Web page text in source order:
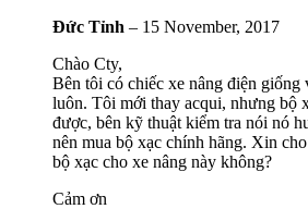
Đức Tỉnh – 15 November, 2017
Chào Cty,
Bên tôi có chiếc xe nâng điện
luôn. Tôi mới thay acqui, nhưng bộ
được, bên kỹ thuật kiểm tra nói nó
nên mua bộ xạc chính hãng. Xin
bộ xạc cho xe nâng này không?
Cảm ơn